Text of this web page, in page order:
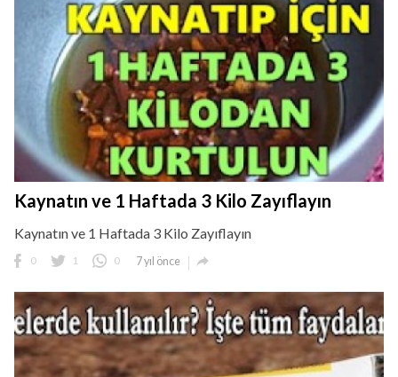
Kaynatın ve 1 Haftada 3 Kilo Zayıflayın
Kaynatın ve 1 Haftada 3 Kilo Zayıflayın
0 1 0 7 yıl önce 